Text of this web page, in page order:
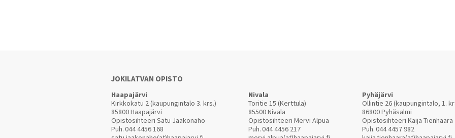
JOKILATVAN OPISTO
Haapajärvi
Kirkkokatu 2 (kaupungintalo 3. krs.)
85800 Haapajärvi
Opistosihteeri Satu Jaakonaho
Puh.044 4456 168
Nivala
Toritie 15 (Kerttula)
85500 Nivala
Opistosihteeri Mervi Alpua
Puh.044 4456 217
Pyhäjärvi
Ollintie 26 (kaupungintalo, 1.
86800 Pyhäsalmi
Opistosihteeri Kaija Tienhaara
Puh.044 4457 982